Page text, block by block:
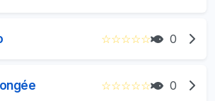
☆☆☆☆☆ 0
☆☆☆☆☆ 0